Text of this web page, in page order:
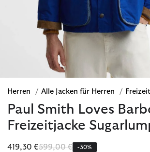
Herren / Alle Jacken für Herren /
Paul Smith Loves
Freizeitjacke
419,30 €Reduziert von
599,00 €bis-30%